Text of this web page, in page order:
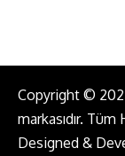
Copyright ©
markasıdır. Tüm
Designed &